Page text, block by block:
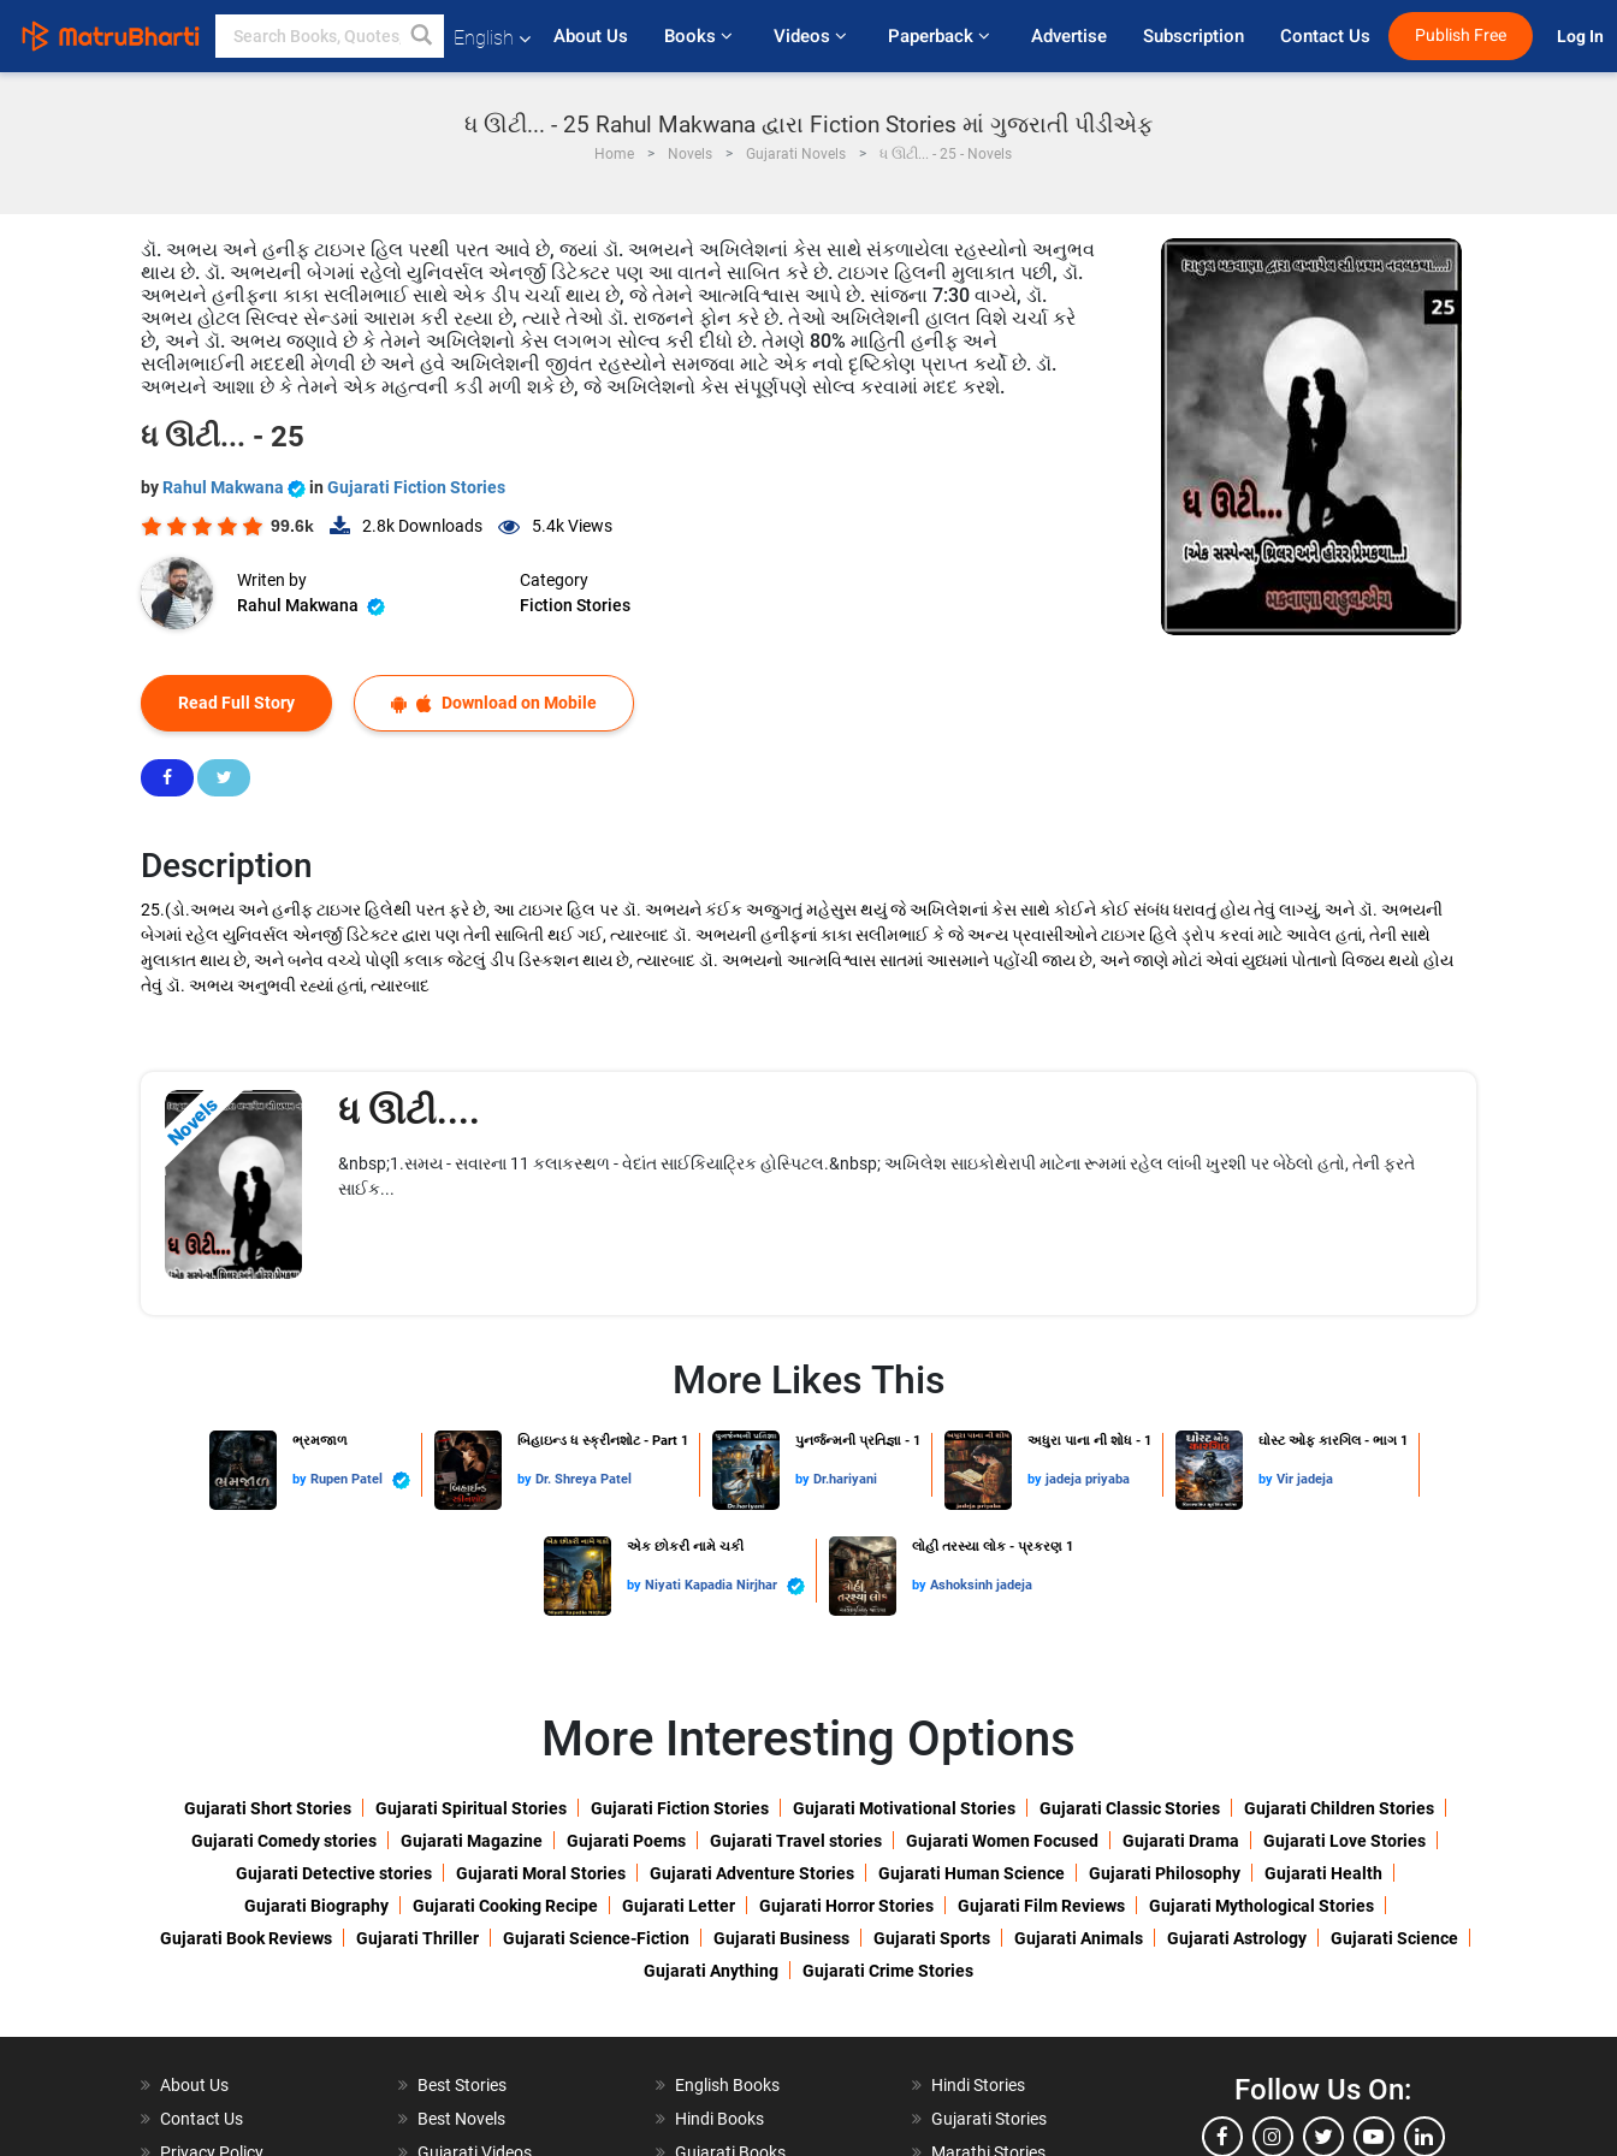
English About Us Books Videos Paperback Advertise Subscription Contact Us Publish Free Log In
ધ ઊટી... - 25 Rahul Makwana દ્વારા Fiction Stories માં ગુજરાતી પીડીએફ
Home Novels Gujarati Novels ધ ઊટી... - 25 - Novels
ડૉ. અભય અને હનીફ ટાઇગર હિલ પરથી પરત આવે છે, જ્યાં ડૉ. અભયને અખિલેશનાં કેસ સાથે સંકળાયેલા રહસ્યોનો અનુભવ
થાય છે. ડૉ. અભયની બેગમાં રહેલો યુનિવર્સલ એનર્જી ડિટેક્ટર પણ આ વાતને સાબિત કરે છે. ટાઇગર હિલની મુલાકાત પછી, ડૉ.
અભયને હનીફના કાકા સલીમભાઈ સાથે એક ડીપ ચર્ચા થાય છે, જે તેમને આત્મવિશ્વાસ આપે છે. સાંજના 7:30 વાગ્યે, ડૉ.
અભય હોટલ સિલ્વર સેન્ડમાં આરામ કરી રહ્યા છે, ત્યારે તેઓ ડૉ. રાજનને ફોન કરે છે. તેઓ અખિલેશની હાલત વિશે ચર્ચા કરે
છે, અને ડૉ. અભય જણાવે છે કે તેમને અખિલેશનો કેસ લગભગ સોલ્વ કરી દીધો છે. તેમણે 80% માહિતી હનીફ અને
સલીમભાઈની મદદથી મેળવી છે અને હવે અખિલેશની જીવંત રહસ્યોને સમજવા માટે એક નવો દૃષ્ટિકોણ પ્રાપ્ત કર્યો છે. ડૉ.
અભયને આશા છે કે તેમને એક મહત્વની કડી મળી શકે છે, જે અખિલેશનો કેસ સંપૂર્ણપણે સોલ્વ કરવામાં મદદ કરશે.
ધ ઊટી... - 25
by Rahul Makwana in Gujarati Fiction Stories
99.6k 2.8k Downloads 5.4kViews
Writen by
Rahul Makwana
Category
Fiction Stories
Read Full Story Download on Mobile
Description
25.(ડો.અભય અને હનીફ ટાઇગર હિલેથી પરત ફરે છે, આ ટાઇગર હિલ પર ડૉ. અભયને કંઈક અજુગતું મહેસુસ થયું જે અખિલેશનાં કેસ સાથે કોઈને કોઈ સંબંધ ધરાવતું હોય તેવું લાગ્યું, અને ડૉ. અભયની
બેગમાં રહેલ યુનિવર્સલ એનર્જી ડિટેક્ટર દ્વારા પણ તેની સાબિતી થઈ ગઈ, ત્યારબાદ ડૉ. અભયની હનીફનાં કાકા સલીમભાઈ કે જે અન્ય પ્રવાસીઓને ટાઇગર હિલે ડ્રોપ કરવાં માટે આવેલ હતાં, તેની સાથે
મુલાકાત થાય છે, અને બનેવ વચ્ચે પોણી કલાક જેટલું ડીપ ડિસ્કશન થાય છે, ત્યારબાદ ડૉ. અભયનો આત્મવિશ્વાસ સાતમાં આસમાને પહોંચી જાય છે, અને જાણે મોટાં એવાં યુધ્ધમાં પોતાનો વિજય થયો હોય
તેવું ડૉ. અભય અનુભવી રહ્યાં હતાં, ત્યારબાદ
Novels ધ ઊટી....
&nbsp;1.સમય - સવારના 11 કલાકસ્થળ - વેદાંત સાઈકિયાટ્રિક હોસ્પિટલ.&nbsp; અખિલેશ સાઇકોથેરાપી માટેના રૂમમાં રહેલ લાંબી ખુરશી પર બેઠેલો હતો, તેની ફરતે
સાઈક...
More Likes This
ભ્રમજાળ
by Rupen Patel
બિહાઇન્ડ ધ સ્ક્રીનશોટ - Part 1
by Dr. Shreya Patel
પુનર્જન્મની પ્રતિજ્ઞા - 1
by Dr.hariyani
અધુરા પાના ની શોધ - 1
by jadeja priyaba
ઘોસ્ટ ઓફ કારગિલ - ભાગ 1
by Vir jadeja
એક છોકરી નામે ચકી
by Niyati Kapadia Nirjhar
લોહી તરસ્યા લોક - પ્રકરણ 1
by Ashoksinh jadeja
More Interesting Options
Gujarati Short Stories Gujarati Spiritual Stories Gujarati Fiction Stories Gujarati Motivational Stories Gujarati Classic Stories
Gujarati Children Stories
Gujarati Comedy stories
Gujarati Magazine Gujarati Poems Gujarati Travel stories Gujarati Women Focused Gujarati Drama
Gujarati Love Stories
Gujarati Detective stories
Gujarati Moral Stories Gujarati Adventure Stories Gujarati Human Science Gujarati Philosophy
Gujarati Health
Gujarati Biography
Gujarati Cooking Recipe Gujarati Letter Gujarati Horror Stories Gujarati Film Reviews
Gujarati Mythological Stories
Gujarati Book Reviews
Gujarati Thriller Gujarati Science-Fiction Gujarati Business Gujarati Sports Gujarati Animals Gujarati Astrology
Gujarati Science
Gujarati Anything
Gujarati Crime Stories
About Us
Contact Us
Best Stories
Best Novels
English Books
Hindi Books
Hindi Stories
Gujarati Stories
Follow Us On: